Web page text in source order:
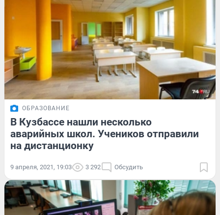
ОБРАЗОВАНИЕ
В Кузбассе нашли несколько
аварийных школ. Учеников отправили
на дистанционку
9 апреля, 2021, 19:03 3 292 Обсудить